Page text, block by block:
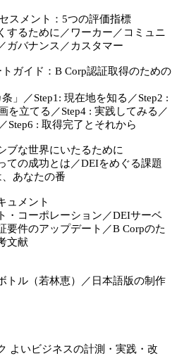
スメント：5つの評価指標
するために／ワーカー／コミュニ
ガバナンス／カスタマー
トガイド：B Corp認証取得のための
」／Step1: 現在地を知る／Step2 :
を立てる／Step4 : 実践してみる／
Step6 : 取得完了とそれから
ブな世界にいたるために
ての成功とは／DEIをめぐる課題
あなたの番
ュメント
・コーポレーション／DEIサーベ
要件のアップデート／B Corpのた
文献
トル（若林恵）／日本語版の制作
よいビジネスの計測・実践・改